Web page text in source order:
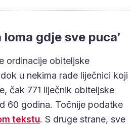
loma gdje sve puca’
ordinacije obiteljske
u nekima rade liječnici koji
čak 771 liječnik obiteljske
60 godina. Točnije podatke
tekstu. S druge strane, sve